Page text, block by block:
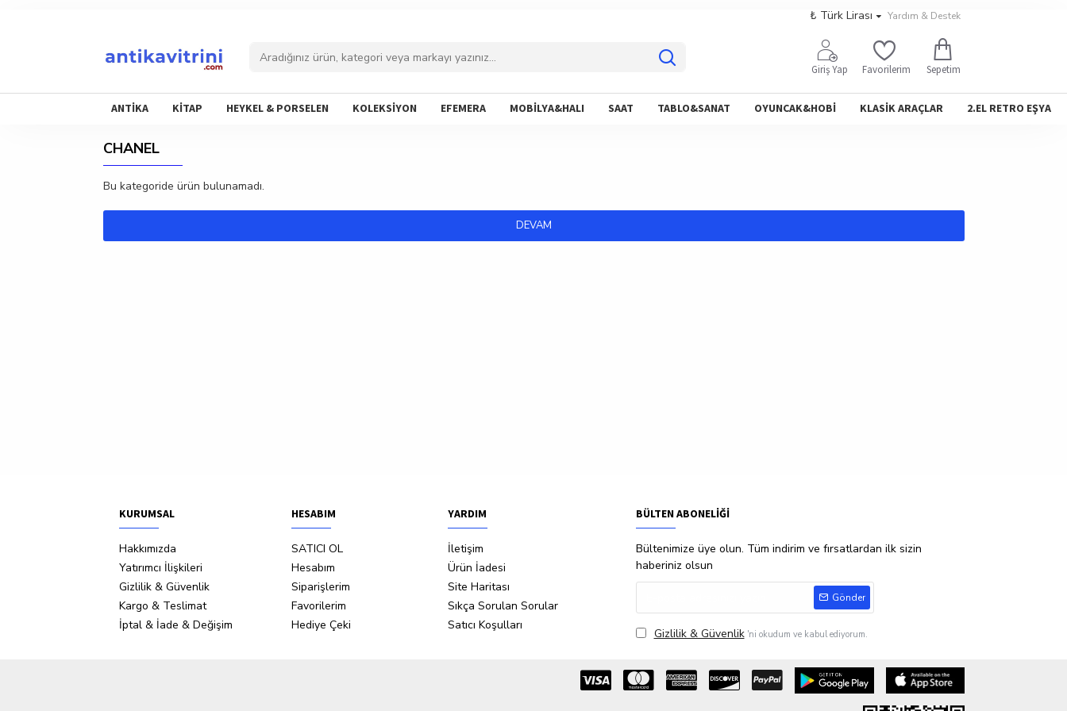
₺ Türk Lirası Yardım & Destek
Giriş Yap Favorilerim Sepetim
ANTİKA KİTAP HEYKEL & PORSELEN KOLEKSİYON EFEMERA MOBİLYA&HALI SAAT TABLO&SANAT OYUNCAK&HOBİ KLASİK ARAÇLAR 2.EL RETRO EŞYA
CHANEL
Bu kategoride ürün bulunamadı.
DEVAM
KURUMSAL
Hakkımızda
Yatırımcı İlişkileri
Gizlilik & Güvenlik
Kargo & Teslimat
İptal & İade & Değişim
HESABIM
SATICI OL
Hesabım
Siparişlerim
Favorilerim
Hediye Çeki
YARDIM
İletişim
Ürün İadesi
Site Haritası
Sıkça Sorulan Sorular
Satıcı Koşulları
BÜLTEN ABONELİĞİ
Bültenimize üye olun. Tüm indirim ve fırsatlardan ilk sizin
haberiniz olsun
Gönder
Gizlilik & Güvenlik 'ni okudum ve kabul ediyorum.